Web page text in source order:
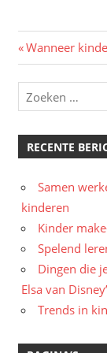
Bericht
Vorig
bericht:
Wanneer
RECENTE
Samen
kinderen
Kinder
Spelend
Dingen die
Elsa van
Trends in